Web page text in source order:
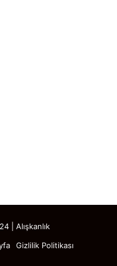
| Alışkanlık
Gizlilik Politikası